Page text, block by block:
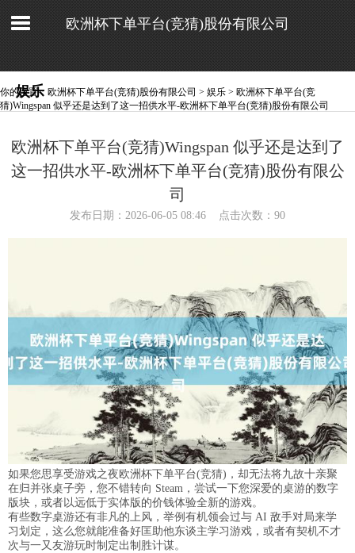
欧洲杯下单平台(竞猜)股份有限公司
娱乐
你的位置： 欧洲杯下单平台(竞猜)股份有限公司 > 娱乐 > 欧洲杯下单平台(竞
猜)Wingspan 似乎还是达到了这一招供水平-欧洲杯下单平台(竞猜)股份有限公司
欧洲杯下单平台(竞猜)Wingspan 似乎还是达到了
这一招供水平-欧洲杯下单平台(竞猜)股份有限公
司
发布日期：2026-06-05 08:46 点击次数：90
如果您思享受游戏之夜欧洲杯下单平台(竞猜)，却无法将九故十亲聚
在归并张桌子旁，您不错转向 Steam，尝试一下您深爱的桌游的数字
版块，或者以远低于实体版的价钱体验全新的游戏。
有些数字桌游还有非凡的上风，举例有机领会过与 AI 敌手对局来学
习划定，这么您就能准备好匡助他东谈主学习游戏，或者有契机不才
次与一又友游玩时制定出制胜计谋。